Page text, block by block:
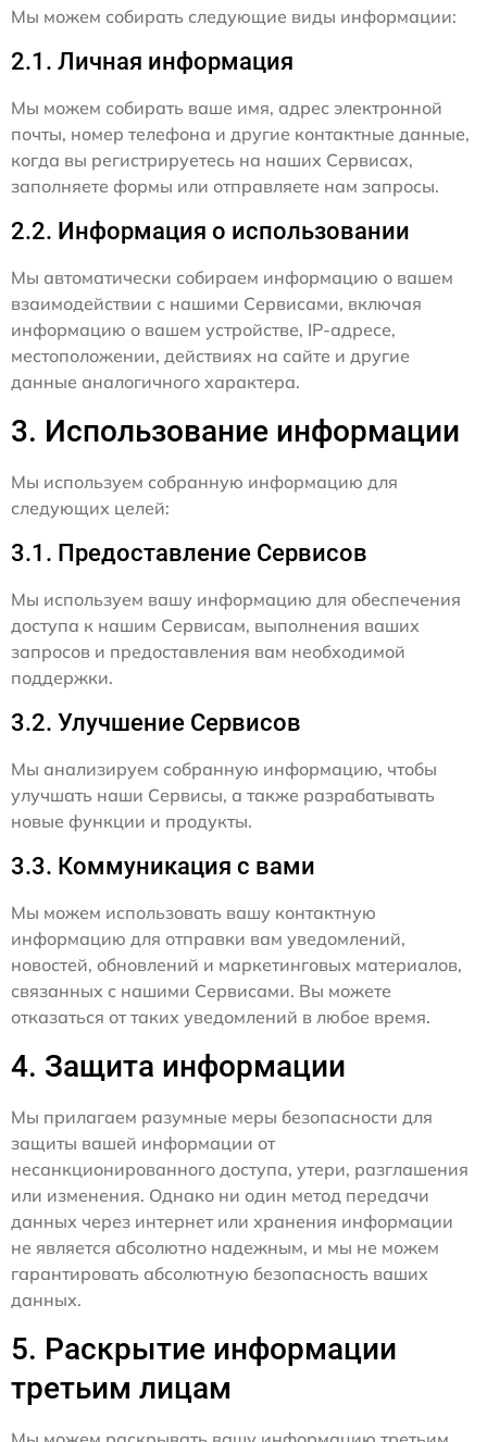
Мы можем собирать следующие виды информации:
2.1. Личная информация
Мы можем собирать ваше имя, адрес электронной
почты, номер телефона и другие контактные данные,
когда вы регистрируетесь на наших Сервисах,
заполняете формы или отправляете нам запросы.
2.2. Информация о использовании
Мы автоматически собираем информацию о вашем
взаимодействии с нашими Сервисами, включая
информацию о вашем устройстве, IP-адресе,
местоположении, действиях на сайте и другие
данные аналогичного характера.
3. Использование информации
Мы используем собранную информацию для
следующих целей:
3.1. Предоставление Сервисов
Мы используем вашу информацию для обеспечения
доступа к нашим Сервисам, выполнения ваших
запросов и предоставления вам необходимой
поддержки.
3.2. Улучшение Сервисов
Мы анализируем собранную информацию, чтобы
улучшать наши Сервисы, а также разрабатывать
новые функции и продукты.
3.3. Коммуникация с вами
Мы можем использовать вашу контактную
информацию для отправки вам уведомлений,
новостей, обновлений и маркетинговых материалов,
связанных с нашими Сервисами. Вы можете
отказаться от таких уведомлений в любое время.
4. Защита информации
Мы прилагаем разумные меры безопасности для
защиты вашей информации от
несанкционированного доступа, утери, разглашения
или изменения. Однако ни один метод передачи
данных через интернет или хранения информации
не является абсолютно надежным, и мы не можем
гарантировать абсолютную безопасность ваших
данных.
5. Раскрытие информации
третьим лицам